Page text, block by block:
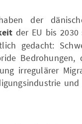
der
der EU bis
gedacht:
irregulärer